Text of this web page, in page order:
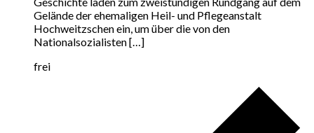
Gelände der ehemaligen Heil- und Pflegeanstalt
Hochweitzschen ein, um über die von den
Nationalsozialisten […]
frei